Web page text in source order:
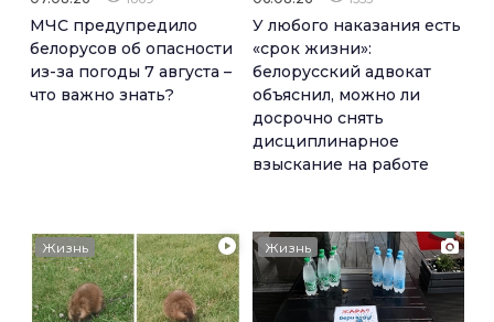
МЧС предупредило
белорусов об опасности
из-за погоды 7 августа –
что важно знать?
У любого наказания есть
«срок жизни»:
белорусский адвокат
объяснил, можно ли
досрочно снять
дисциплинарное
взыскание на работе
Жизнь Жизнь